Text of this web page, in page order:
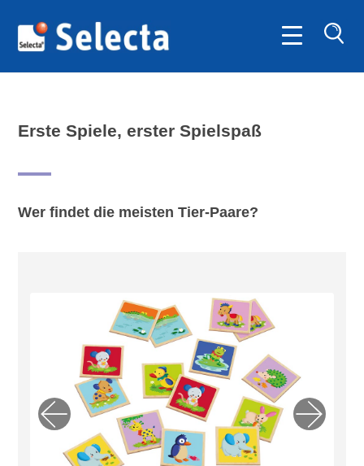
Erste Spiele, erster Spielspaß
Wer findet die meisten Tier-Paare?